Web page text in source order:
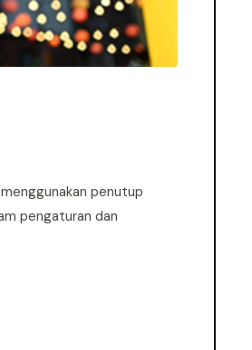
penutup
pengaturan dan